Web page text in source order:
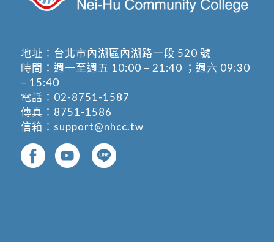
地址： 台北市內湖區內湖路一段 520 號
時間：週一至週五 10:00 – 21:40 ；週六 09:30
– 15:40
電話： 02-8751-1587
傳真：8751-1586
信箱： support@nhcc.tw